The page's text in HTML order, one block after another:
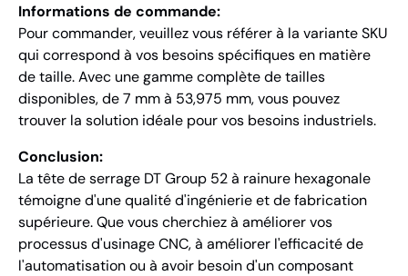
Informations de commande:
Pour commander, veuillez vous référer à la variante SKU
qui correspond à vos besoins spécifiques en matière
de taille. Avec une gamme complète de tailles
disponibles, de 7 mm à 53,975 mm, vous pouvez
trouver la solution idéale pour vos besoins industriels.
Conclusion:
La tête de serrage DT Group 52 à rainure hexagonale
témoigne d'une qualité d'ingénierie et de fabrication
supérieure. Que vous cherchiez à améliorer vos
processus d'usinage CNC, à améliorer l'efficacité de
l'automatisation ou à avoir besoin d'un composant